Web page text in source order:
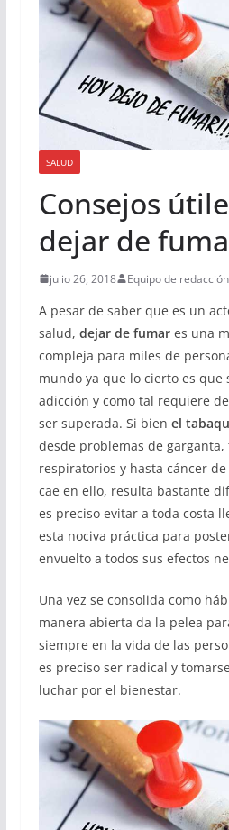
SALUD
Consejos
dejar de
julio 26, 2018 Equipo de redacción
A pesar de saber que es un
salud, dejar de fumares una
compleja para miles de
mundo ya que lo cierto es que
adicción y como tal requiere
ser superada. Si bien el
desde problemas de garganta,
respiratorios y hasta cáncer
cae en ello, resulta bastante
es preciso evitar a toda costa
esta nociva práctica para
envuelto a todos sus efectos
Una vez se consolida como
manera abierta da la pelea
siempre en la vida de las
es preciso ser radical y
luchar por el bienestar.